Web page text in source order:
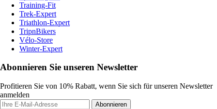
Training-Fit
Trek-Expert
Triathlon-Expert
TripnBikers
Vélo-Store
Winter-Expert
Abonnieren Sie unseren Newsletter
Profitieren Sie von 10% Rabatt, wenn Sie sich für unseren Newsletter
anmelden
Abonnieren